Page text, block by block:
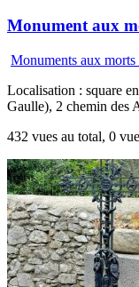
Monument aux
Monuments aux
Localisation : square
Gaulle), 2 chemin des
432 vues au total, 0